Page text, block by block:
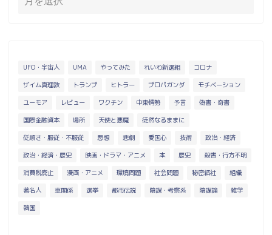
UFO・宇宙人 UMA やってみた れいわ新選組 コロナ
ザイム真理教 トランプ ヒトラー プロパガンダ モチベーション
ユーモア レビュー ワクチン 中東情勢 予言 偽書・奇書
国際金融資本 場所 天使と悪魔 徒然なるままに
従順さ・服従・不服従 思想 悲劇 愛国心 技術 政治・経済
政治・経済・歴史 映画・ドラマ・アニメ 本 歴史 殺害・行方不明
消費税廃止 漫画・アニメ 環境問題 社会問題 秘密結社 組織
著名人 車関係 選挙 都市伝説 陰謀・考察系 陰謀論 雑学
韓国